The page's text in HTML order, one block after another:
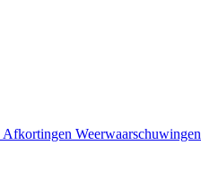
Afkortingen Weerwaarschuwingen